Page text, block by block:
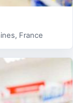
France